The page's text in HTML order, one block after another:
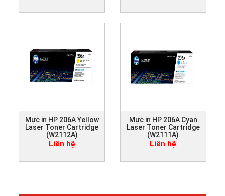
Mực in HP 206A Yellow
Laser Toner Cartridge
(W2112A)
Liên hệ
Mực in HP 206A Cyan
Laser Toner Cartridge
(W2111A)
Liên hệ